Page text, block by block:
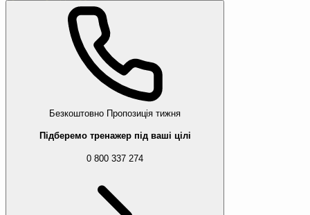
Безкоштовно Пропозиція тижня
Підберемо тренажер під ваші цілі
0 800 337 274